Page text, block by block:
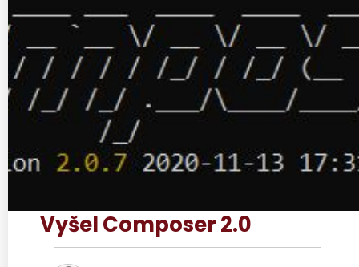
Vyšel Composer 2.0